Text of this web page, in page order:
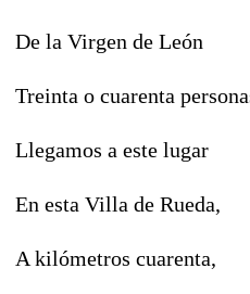
De la Virgen de León
Treinta o cuarenta
Llegamos a este lugar
En esta Villa de Rueda,
A kilómetros cuarenta,